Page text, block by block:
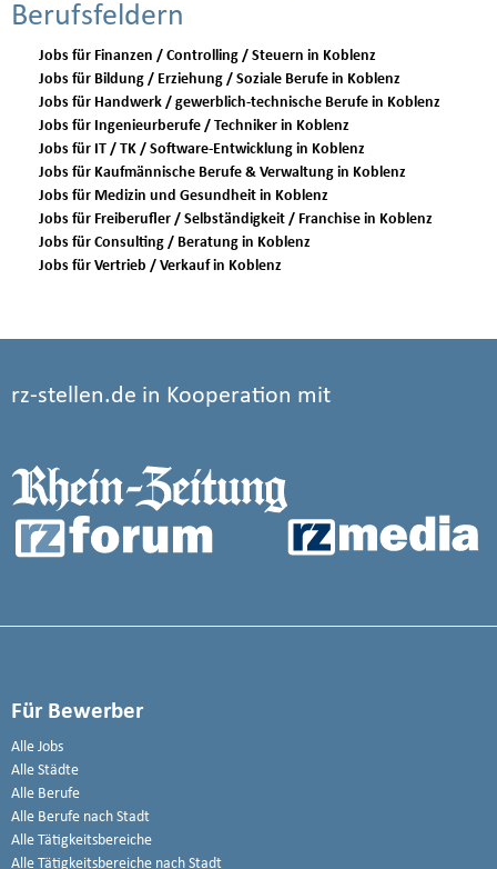
Berufsfeldern
Jobs für Finanzen / Controlling / Steuern in Koblenz
Jobs für Bildung / Erziehung / Soziale Berufe in Koblenz
Jobs für Handwerk / gewerblich-technische Berufe in Koblenz
Jobs für Ingenieurberufe / Techniker in Koblenz
Jobs für IT / TK / Software-Entwicklung in Koblenz
Jobs für Kaufmännische Berufe & Verwaltung in Koblenz
Jobs für Medizin und Gesundheit in Koblenz
Jobs für Freiberufler / Selbständigkeit / Franchise in Koblenz
Jobs für Consulting / Beratung in Koblenz
Jobs für Vertrieb / Verkauf in Koblenz
rz-stellen.de in Kooperation mit
Für Bewerber
Alle Jobs
Alle Städte
Alle Berufe
Alle Berufe nach Stadt
Alle Tätigkeitsbereiche
Alle Tätigkeitsbereiche nach Stadt